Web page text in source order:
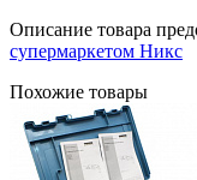
Описание товара
супермаркетом Никс
Похожие товары